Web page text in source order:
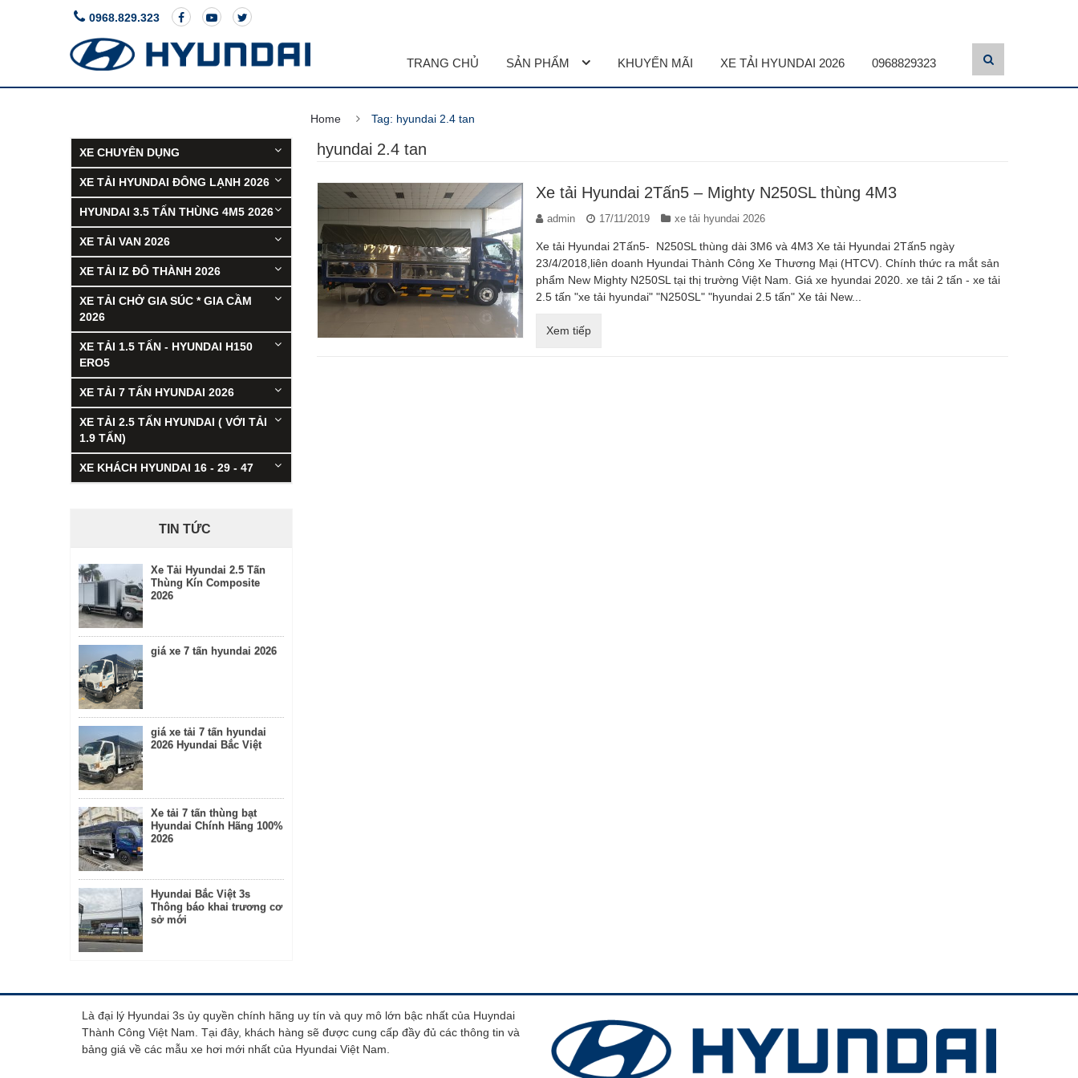
0968.829.323
TRANG CHỦ SẢN PHẨM KHUYẾN MÃI XE TẢI HYUNDAI 2026 0968829323
Home Tag: hyundai 2.4 tan
hyundai 2.4 tan
Xe tải Hyundai 2Tấn5 – Mighty N250SL thùng 4M3
admin 17/11/2019 xe tải hyundai 2026
Xe tải Hyundai 2Tấn5- N250SL thùng dài 3M6 và 4M3 Xe tải Hyundai 2Tấn5 ngày
23/4/2018,liên doanh Hyundai Thành Công Xe Thương Mại (HTCV). Chính thức ra mắt sản
phẩm New Mighty N250SL tại thị trường Việt Nam. Giá xe hyundai 2020. xe tải 2 tấn - xe tải
2.5 tấn "xe tải hyundai" "N250SL" "hyundai 2.5 tấn" Xe tải New...
Xem tiếp
XE CHUYÊN DỤNG
XE TẢI HYUNDAI ĐÔNG LẠNH 2026
HYUNDAI 3.5 TẤN THÙNG 4M5 2026
XE TẢI VAN 2026
XE TẢI IZ ĐÔ THÀNH 2026
XE TẢI CHỞ GIA SÚC * GIA CẦM
2026
XE TẢI 1.5 TẤN - HYUNDAI H150
ERO5
XE TẢI 7 TẤN HYUNDAI 2026
XE TẢI 2.5 TẤN HYUNDAI ( VỚI TẢI
1.9 TẤN)
XE KHÁCH HYUNDAI 16 - 29 - 47
TIN TỨC
Xe Tải Hyundai 2.5 Tấn
Thùng Kín Composite
2026
giá xe 7 tấn hyundai 2026
giá xe tải 7 tấn hyundai
2026 Hyundai Bắc Việt
Xe tải 7 tấn thùng bạt
Hyundai Chính Hãng 100%
2026
Hyundai Bắc Việt 3s
Thông báo khai trương cơ
sở mới
Là đại lý Hyundai 3s ủy quyền chính hãng uy tín và quy mô lớn bậc nhất của Huyndai
Thành Công Việt Nam. Tại đây, khách hàng sẽ được cung cấp đầy đủ các thông tin và
bảng giá về các mẫu xe hơi mới nhất của Hyundai Việt Nam.